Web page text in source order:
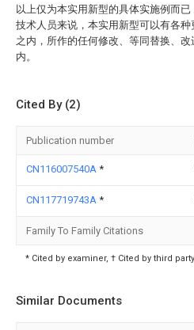
以上仅为本实用新型的具体实施例而
技术人员来说，本实用新型可以有各
之内，所作的任何修改、等同替换、
内。
Cited By (2)
Publication number
CN116007540A *
CN117719743A *
Family To Family Citations
* Cited by examiner, † Cited by third
Similar Documents